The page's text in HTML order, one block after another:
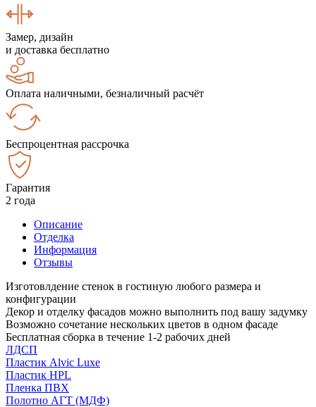
Замер, дизайн
и доставка бесплатно
Оплата наличными, безналичный расчёт
Беспроцентная рассрочка
Гарантия
2 года
Описание
Отделка
Информация
Отзывы
Изготовлдение стенок в гостиную любого размера и
конфигурации
Декор и отделку фасадов можно выполнить под вашу задумку
Возможно сочетание нескольких цветов в одном фасаде
Бесплатная сборка в течение 1-2 рабочих дней
ЛДСП
Пластик Alvic Luxe
Пластик HPL
Пленка ПВХ
Полотно АГТ (МДФ)